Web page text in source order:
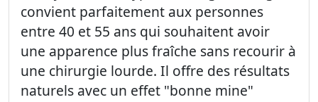
convient parfaitement aux personnes
entre 40 et 55 ans qui souhaitent avoir
une apparence plus fraîche sans recourir à
une chirurgie lourde. Il offre des résultats
naturels avec un effet "bonne mine"